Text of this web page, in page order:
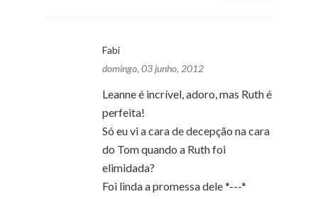
Fabi
domingo, 03 junho, 2012
Leanne é incrível, adoro, mas Ruth é
perfeita!
Só eu vi a cara de decepção na cara
do Tom quando a Ruth foi
elimidada?
Foi linda a promessa dele *---*